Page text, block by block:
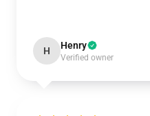
H Henry
Verified owner